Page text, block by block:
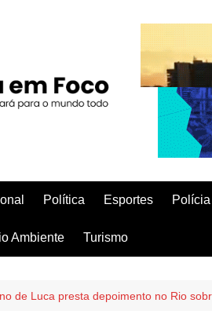
Política Esportes Polícia
Ambiente Turismo
de Luca presta depoimento no Rio